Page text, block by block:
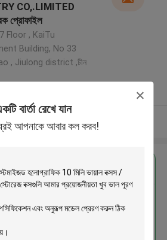
বার্তা রেখে যান
আপনাকে আবার কল করব!
CO,.LIMITED
প্রোফাইল
Floor , KaiTu
Building, No 33
, Jiulong district ,চীন
আরো দেখুন
এর সেরা মূল্য পান
তেলগুলির জন্য কাস্টমাইজড হলোগ্রাফিক 10
মিলি ভায়াল বক্সস / ছোট মেডিকেল প্যাকেজিং
বক্সগুলি